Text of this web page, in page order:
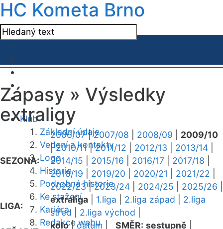
HC Kometa Brno
Klub
Základní údaje
Vedení a kontakty
Logo
Historie
Podrobná historie
Ke stažení
Kariéra
Redakce webu
Zápasy » Výsledky
extraligy
SEZONA:
2006/07|2007/08 2008/09
2009/10
|2010/11|2011/12 2012/13 2013/14
2014/15
2015/16 2016/17 2017/18
2018/19
2019/20 2020/21 2021/22
2022/23|2023/24 2024/25 2025/26
LIGA:
extraliga 1.liga 2.liga západ
2.liga
střed
2.liga východ
kolo|datum SMĚR: sestupně